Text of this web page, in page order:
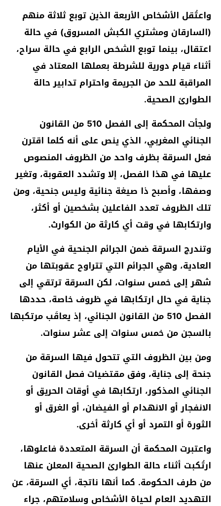
واعتُقل الأشخاص الأربعة الذين توبع ثلاثة منهم
(السارقان ومشتري الكبش المسروق) في حالة
اعتقال، بينما توبع الشخص الرابع في حالة سراح،
أثناء قيام دورية للشرطة بعملها المعتاد في
المراقبة للحد من الجريمة واحترام تدابير حالة
الطوارئ الصحية.
ولجأت المحكمة إلى الفصل 510 من القانون
الجنائي المغربي، الذي ينص على أنه كلما اقترن
فعل السرقة بظرف واحد من الظروف المنصوص
عليها في هذا الفصل، إلا وتشدد العقوبة، وتغير
وصفها، وأصبح ذا صيغة جنائية وليس جنحية، ومن
تلك الظروف تعدد الفاعلين بشخصين أو أكثر،
وارتكابها في وقت أي كارثة من الكوارث.
وتندرج السرقة ضمن الجرائم الجنحية في الأيام
العادية، وهي الجرائم التي تتراوح عقوبتها من
شهر إلى خمس سنوات، لكن السرقة ترتقي إلى
جناية في حال ارتكابها في ظروف خاصة، حددها
الفصل 510 من القانون الجنائي، إذ يعاقَب مرتكبها
بالسجن من خمس سنوات إلى عشر سنوات.
ومن بين الظروف التي تتحول فيها السرقة من
جنحة إلى جناية، وفق مقتضيات فصل القانون
الجنائي المذكور، ارتكابها في أوقات الحريق أو
الانفجار أو الانهدام أو الفيضان، أو الغرق أو
الثورة أو التمرد أو أي كارثة أخرى.
واعتبرت المحكمة أن السرقة المتعددة فاعلوها،
ارتُكبت أثناء حالة الطوارئ الصحية المعلن عنها
من طرف الحكومة. كما أنها ناتجة، أي السرقة، عن
التهديد العام لحياة الأشخاص وسلامتهم، جراء